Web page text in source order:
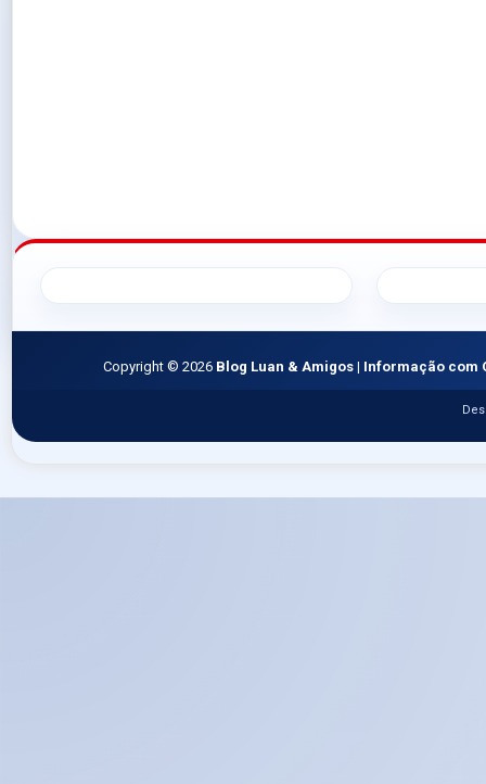
Copyright © 2026 Blog Luan & Amigos | Informação